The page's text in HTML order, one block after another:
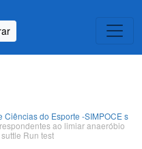
Ciências do Esporte -SIMPOCE s
ao limiar anaeróbio
Run test